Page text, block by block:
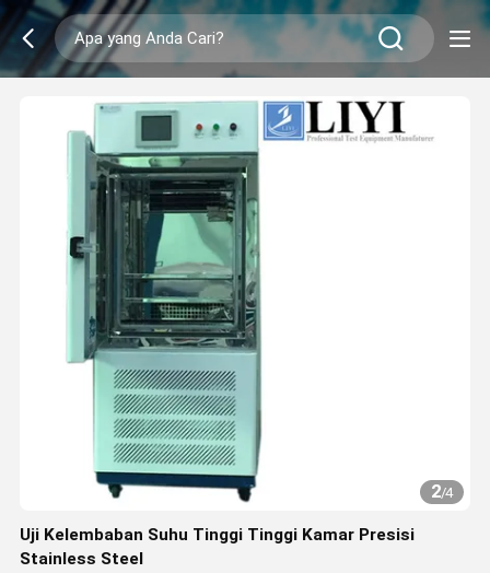
2/4
Uji Kelembaban Suhu Tinggi Tinggi Kamar Presisi
Stainless Steel